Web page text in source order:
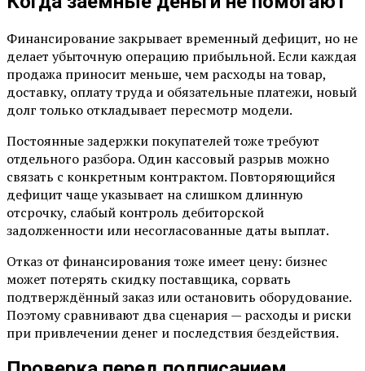
Финансирование закрывает временный дефицит, но не
делает убыточную операцию прибыльной. Если каждая
продажа приносит меньше, чем расходы на товар,
доставку, оплату труда и обязательные платежи, новый
долг только откладывает пересмотр модели.
Постоянные задержки покупателей тоже требуют
отдельного разбора. Один кассовый разрыв можно
связать с конкретным контрактом. Повторяющийся
дефицит чаще указывает на слишком длинную
отсрочку, слабый контроль дебиторской
задолженности или несогласованные даты выплат.
Отказ от финансирования тоже имеет цену: бизнес
может потерять скидку поставщика, сорвать
подтверждённый заказ или остановить оборудование.
Поэтому сравнивают два сценария — расходы и риски
при привлечении денег и последствия бездействия.